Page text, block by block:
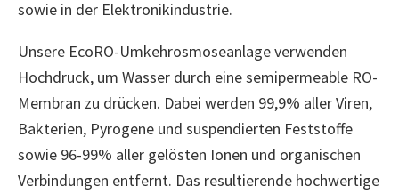
sowie in der Elektronikindustrie.
Unsere EcoRO-Umkehrosmoseanlage verwenden
Hochdruck, um Wasser durch eine semipermeable RO-
Membran zu drücken. Dabei werden 99,9% aller Viren,
Bakterien, Pyrogene und suspendierten Feststoffe
sowie 96-99% aller gelösten Ionen und organischen
Verbindungen entfernt. Das resultierende hochwertige